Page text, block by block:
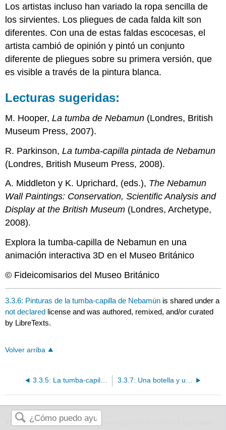
Los artistas incluso han variado la ropa sencilla de
los sirvientes. Los pliegues de cada falda kilt son
diferentes. Con una de estas faldas escocesas, el
artista cambió de opinión y pintó un conjunto
diferente de pliegues sobre su primera versión, que
es visible a través de la pintura blanca.
Lecturas sugeridas:
M. Hooper,La tumba de Nebamun (Londres, British
Museum Press, 2007).
R. Parkinson,La tumba-capilla pintada de Nebamun
(Londres, British Museum Press, 2008).
A. Middleton y K. Uprichard, (eds.), The Nebamun
Wall Paintings: Conservation, Scientific Analysis and
Display at the British Museum (Londres, Archetype,
2008).
Explora la tumba-capilla de Nebamun en una
animación interactiva 3D en el Museo Británico
© Fideicomisarios del Museo Británico
3.3.6: Pinturas de la tumba-capilla de Nebamún is shared under a
not declared license and was authored, remixed, and/or curated
by LibreTexts.
Volver arriba
3.3.5: La tumba-capilla de Nebamun
The LibreTexts libraries arePowered by NICE CXone Expert